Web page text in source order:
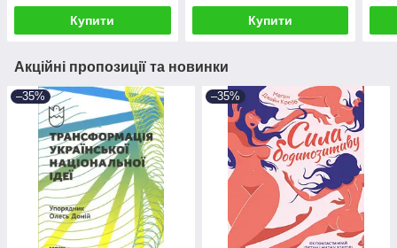
Купити Купити
Акційні пропозиції та новинки
–35% –35%